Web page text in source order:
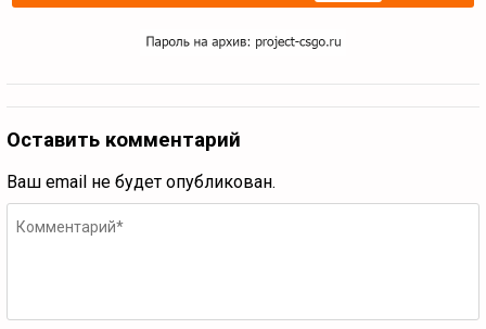
Оставить комментарий
Ваш email не будет опубликован.